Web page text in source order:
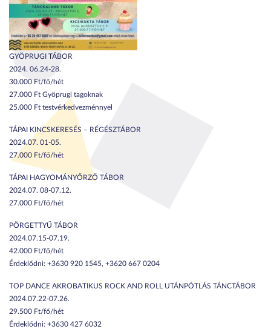
GYÖPRUGI TÁBOR
2024. 06.24-28.
30.000 Ft/fő/hét
27.000 Ft Gyöprugi tagoknak
25.000 Ft testvérkedvezménnyel
TÁPAI KINCSKERESÉS – RÉGÉSZTÁBOR
2024.07. 01-05.
27.000 Ft/fő/hét
TÁPAI HAGYOMÁNYŐRZŐ TÁBOR
2024.07. 08-07.12.
27.000 Ft/fő/hét
PÖRGETTYŰ TÁBOR
2024.07.15-07.19.
42.000 Ft/fő/hét
Érdeklődni: +3630 920 1545, +3620 667 0204
TOP DANCE AKROBATIKUS ROCK AND ROLL UTÁNPÓTLÁS TÁNCTÁBOR
2024.07.22-07.26.
29.500 Ft/fő/hét
Érdeklődni: +3630 427 6032